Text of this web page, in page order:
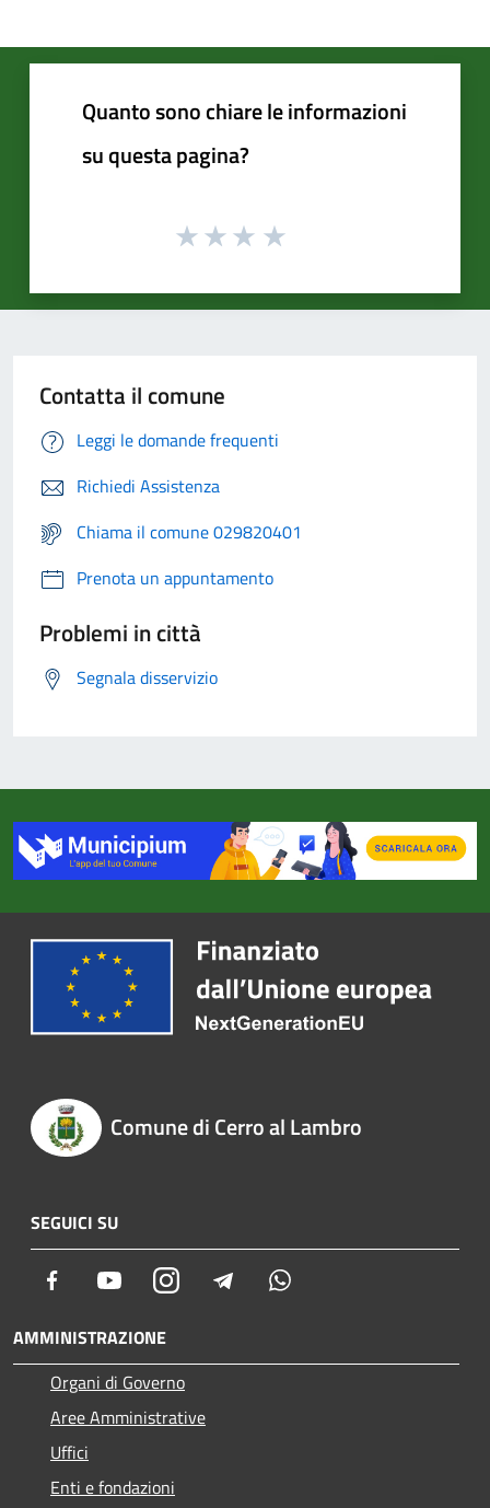
Quanto sono chiare le informazioni
su questa pagina?
Contatta il comune
Leggi le domande frequenti
Richiedi Assistenza
Chiama il comune 029820401
Prenota un appuntamento
Problemi in città
Segnala disservizio
Comune di Cerro al Lambro
SEGUICI SU
Facebook YoutubeInstagram Telegram
AMMINISTRAZIONE
Organi di Governo
Aree Amministrative
Uffici
Enti e fondazioni